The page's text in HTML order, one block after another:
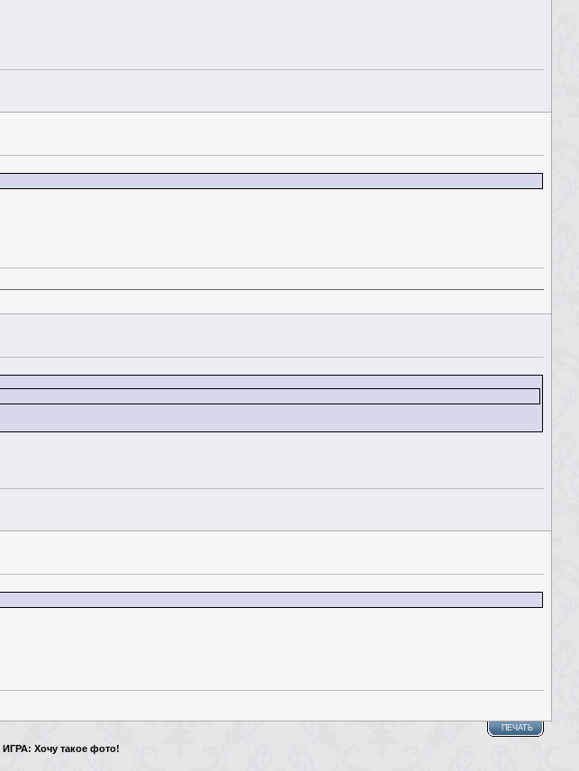
ПЕЧАТЬ
ИГРА: Хочу такое фото!